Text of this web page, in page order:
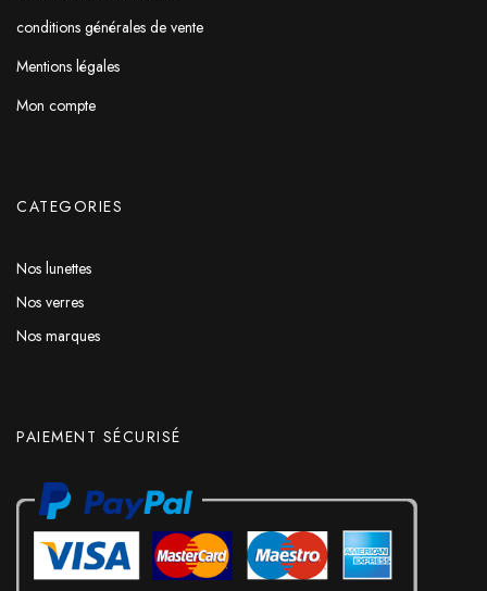
conditions générales de vente
Mentions légales
Mon compte
CATEGORIES
Nos lunettes
Nos verres
Nos marques
PAIEMENT SÉCURISÉ